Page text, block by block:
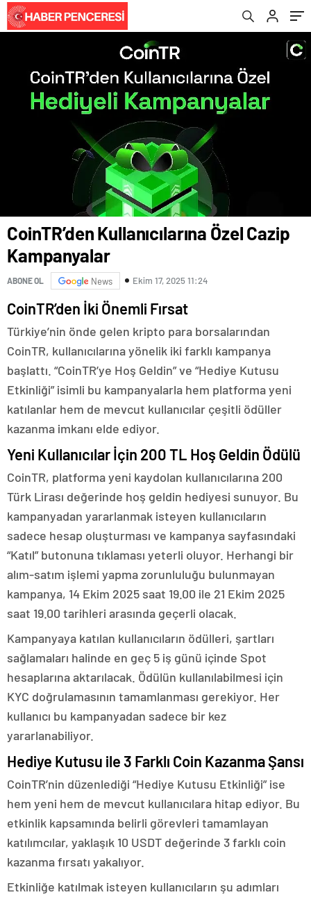
CoinTR’den Kullanıcılarına Özel Cazip
Kampanyalar
ABONE OL News Ekim 17, 2025 11:24
CoinTR’den İki Önemli Fırsat
Türkiye’nin önde gelen kripto para borsalarından
CoinTR, kullanıcılarına yönelik iki farklı kampanya
başlattı. “CoinTR’ye Hoş Geldin” ve “Hediye Kutusu
Etkinliği” isimli bu kampanyalarla hem platforma yeni
katılanlar hem de mevcut kullanıcılar çeşitli ödüller
kazanma imkanı elde ediyor.
Yeni Kullanıcılar İçin 200 TL Hoş Geldin Ödülü
CoinTR, platforma yeni kaydolan kullanıcılarına 200
Türk Lirası değerinde hoş geldin hediyesi sunuyor. Bu
kampanyadan yararlanmak isteyen kullanıcıların
sadece hesap oluşturması ve kampanya sayfasındaki
“Katıl” butonuna tıklaması yeterli oluyor. Herhangi bir
alım-satım işlemi yapma zorunluluğu bulunmayan
kampanya, 14 Ekim 2025 saat 19.00 ile 21 Ekim 2025
saat 19.00 tarihleri arasında geçerli olacak.
Kampanyaya katılan kullanıcıların ödülleri, şartları
sağlamaları halinde en geç 5 iş günü içinde Spot
hesaplarına aktarılacak. Ödülün kullanılabilmesi için
KYC doğrulamasının tamamlanması gerekiyor. Her
kullanıcı bu kampanyadan sadece bir kez
yararlanabiliyor.
Hediye Kutusu ile 3 Farklı Coin Kazanma Şansı
CoinTR’nin düzenlediği “Hediye Kutusu Etkinliği” ise
hem yeni hem de mevcut kullanıcılara hitap ediyor. Bu
etkinlik kapsamında belirli görevleri tamamlayan
katılımcılar, yaklaşık 10 USDT değerinde 3 farklı coin
kazanma fırsatı yakalıyor.
Etkinliğe katılmak isteyen kullanıcıların şu adımları